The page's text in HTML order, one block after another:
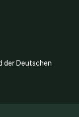
der Deutschen